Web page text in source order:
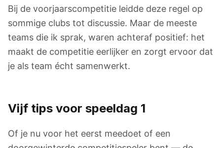
Bij de voorjaarscompetitie leidde deze regel op
sommige clubs tot discussie. Maar de meeste
teams die ik sprak, waren achteraf positief: het
maakt de competitie eerlijker en zorgt ervoor dat
je als team écht samenwerkt.
Vijf tips voor speeldag 1
Of je nu voor het eerst meedoet of een